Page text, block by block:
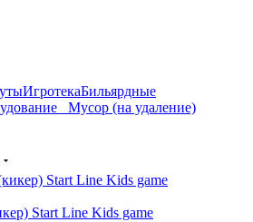
ИгротекаБильярдные
_ Мусор (на удаление)
Start Line Kids game